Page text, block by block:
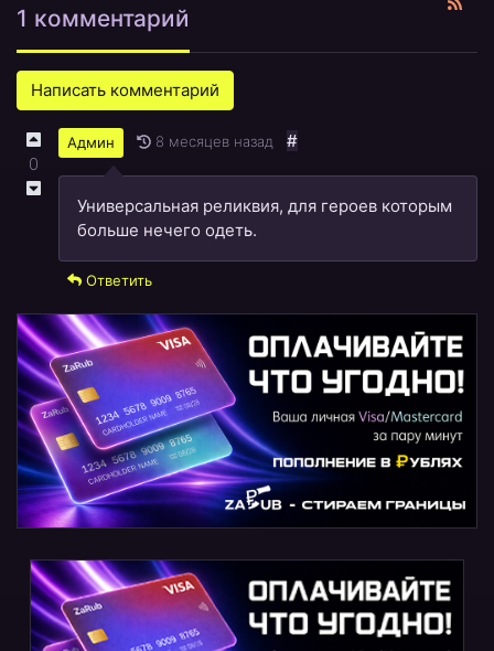
1 комментарий
Написать комментарий
0
Админ 8 месяцев назад #
Универсальная реликвия, для героев которым
больше нечего одеть.
Ответить